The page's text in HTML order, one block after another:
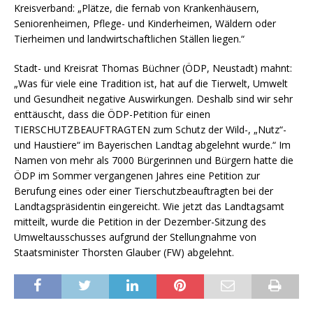
Kreisverband: „Plätze, die fernab von Krankenhäusern,
Seniorenheimen, Pflege- und Kinderheimen, Wäldern oder
Tierheimen und landwirtschaftlichen Ställen liegen.“
Stadt- und Kreisrat Thomas Büchner (ÖDP, Neustadt) mahnt:
„Was für viele eine Tradition ist, hat auf die Tierwelt, Umwelt
und Gesundheit negative Auswirkungen. Deshalb sind wir sehr
enttäuscht, dass die ÖDP-Petition für einen
TIERSCHUTZBEAUFTRAGTEN zum Schutz der Wild-, „Nutz“-
und Haustiere“ im Bayerischen Landtag abgelehnt wurde.“ Im
Namen von mehr als 7000 Bürgerinnen und Bürgern hatte die
ÖDP im Sommer vergangenen Jahres eine Petition zur
Berufung eines oder einer Tierschutzbeauftragten bei der
Landtagspräsidentin eingereicht. Wie jetzt das Landtagsamt
mitteilt, wurde die Petition in der Dezember-Sitzung des
Umweltausschusses aufgrund der Stellungnahme von
Staatsminister Thorsten Glauber (FW) abgelehnt.